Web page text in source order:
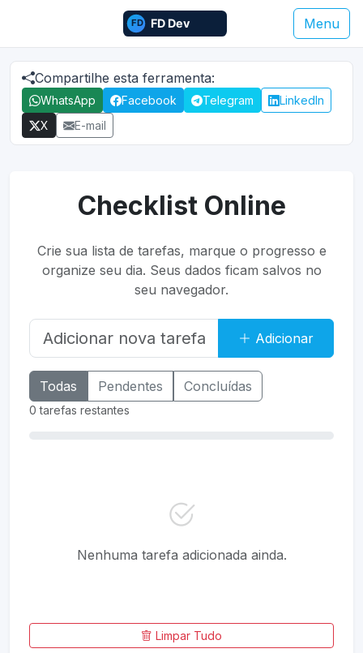
Menu
Compartilhe esta ferramenta:
WhatsApp Facebook Telegram
LinkedIn
X
E-mail
Checklist Online
Crie sua lista de tarefas, marque o progresso e
organize seu dia. Seus dados ficam salvos no
seu navegador.
Adicionar
Todas Pendentes Concluídas
0 tarefas restantes
Nenhuma tarefa adicionada ainda.
Limpar Tudo